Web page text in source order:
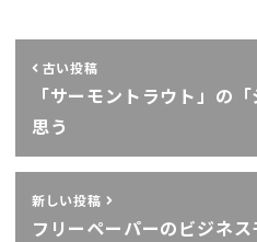
古い投稿
「サーモントラウト」の
思う
新しい投稿
フリーペーパーのビジネス